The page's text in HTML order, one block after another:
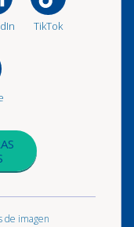
TikTok
de imagen